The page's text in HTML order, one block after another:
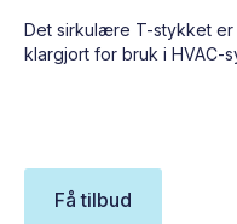
Det sirkulære T-stykket
klargjort for bruk i HVAC-
Få tilbud